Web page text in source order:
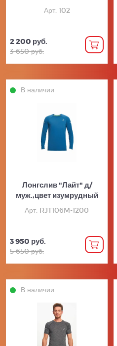
Арт. 102
2 200 руб.
3 650 руб.
В наличии
Лонгслив "Лайт" д/
муж.,цвет изумрудный
Арт. RJT106M-1200
3 950 руб.
5 650 руб.
В наличии